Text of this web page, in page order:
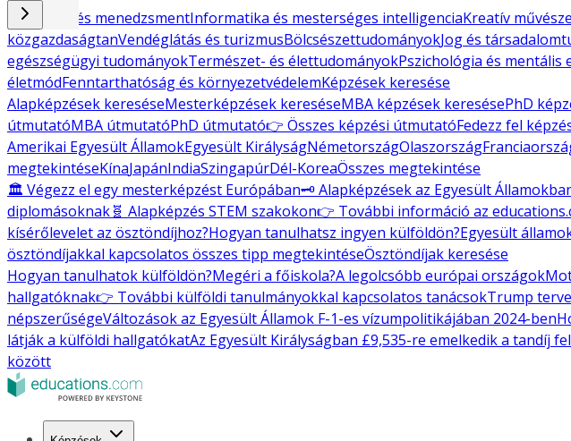
Gazdaság és menedzsmentInformatika és mesterséges intelligenciaKreatív
közgazdaságtanVendéglátás és turizmusBölcsészettudományokJog és
egészségügyi tudományokTermészet- és élettudományokPszichológia és mentális
életmódFenntarthatóság és környezetvédelemKépzések keresése
Alapképzések kereséseMesterképzések kereséseMBA képzések keresésePhD
útmutatóMBA útmutatóPhD útmutató👉 Összes képzési útmutatóFedezz fel
Amerikai Egyesült ÁllamokEgyesült KirályságNémetországOlaszország
megtekintéseKínaJapánIndiaSzingapúrDél-KoreaÖsszes megtekintése
🏛️ Végezz el egy mesterképzést Európában🗝️ Alapképzések az Egyesült
diplomásoknak🧬 Alapképzés STEM szakokon👉 További információ az
kísérőlevelet az ösztöndíjhoz?Hogyan tanulhatsz ingyen külföldön?Egyesült
ösztöndíjakkal kapcsolatos összes tipp megtekintéseÖsztöndíjak keresése
Hogyan tanulhatok külföldön?Megéri a főiskola?A legolcsóbb európai országok
hallgatóknak👉 További külföldi tanulmányokkal kapcsolatos tanácsokTrump
népszerűségeVáltozások az Egyesült Államok F-1-es vízumpolitikájában 2024-ben
látják a külföldi hallgatókatAz Egyesült Királyságban £9,535-re emelkedik a tandíj
között